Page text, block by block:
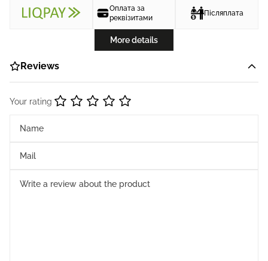
Оплата за
реквізитами
Післяплата
More details
Reviews
Your rating